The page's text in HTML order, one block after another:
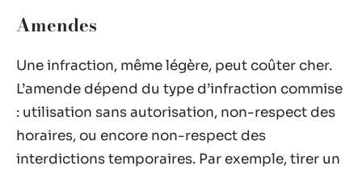
Amendes
Une infraction, même légère, peut coûter cher.
L’amende dépend du type d’infraction commise
: utilisation sans autorisation, non-respect des
horaires, ou encore non-respect des
interdictions temporaires. Par exemple, tirer un